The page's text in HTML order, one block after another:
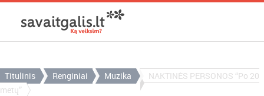
Titulinis Renginiai Muzika
NAKTINĖS PERSONOS “Po 20
metų”